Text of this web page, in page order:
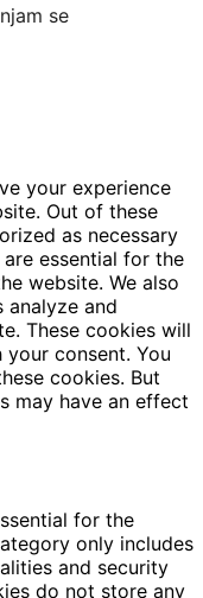
se
your experience
Out of these
as necessary
essential for the
website. We also
and
These cookies will
consent. You
cookies. But
may have an effect
for the
only includes
and security
do not store any